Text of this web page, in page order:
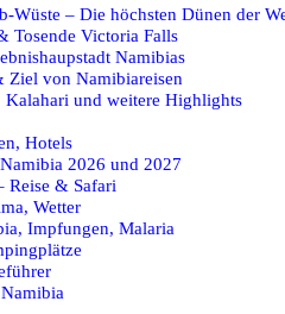
Wüste – Die höchsten Dünen der
Tosende Victoria Falls
Namibias
Ziel von Namibiareisen
Kalahari und weitere Highlights
Hotels
2026 und 2027
Reise & Safari
Wetter
Impfungen, Malaria